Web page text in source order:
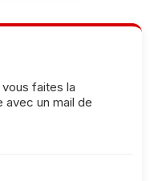
faites la
avec un mail de